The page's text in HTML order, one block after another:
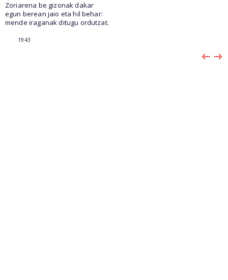
Zoriarena be gizonak dakar
egun berean jaio eta hil behar:
mende iraganak ditugu ordutzat.
1943